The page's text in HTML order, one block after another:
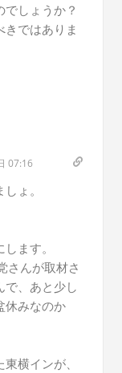
しょうか？
ではありま
07:16
ょ。
ます。
さんが取材さ
で、あと少し
休みなのか
横インが、